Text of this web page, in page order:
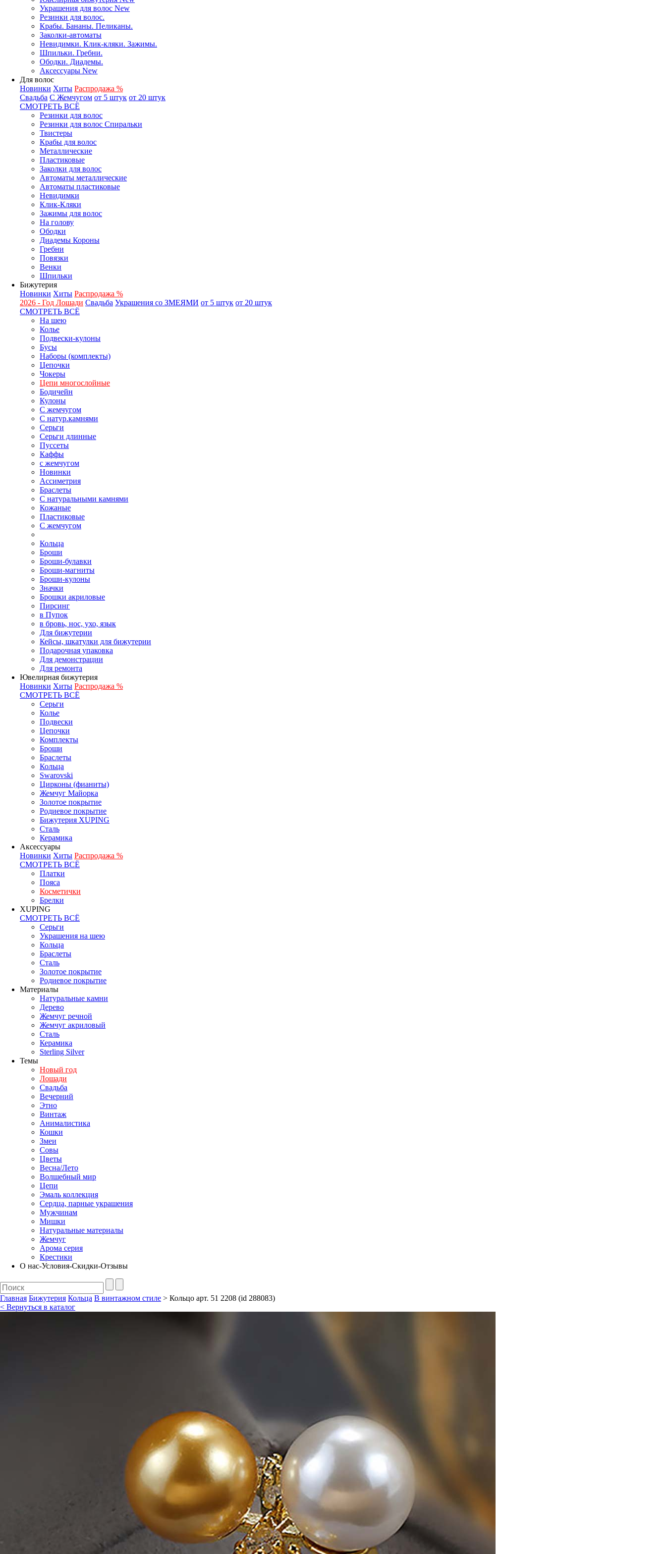
Украшения для волос New
Резинки для волос.
Крабы. Бананы. Пеликаны.
Заколки-автоматы
Невидимки. Клик-кляки. Зажимы.
Шпильки. Гребни.
Ободки. Диадемы.
Аксессуары New
Для волос
Новинки Хиты Распродажа %
Свадьба С Жемчугом от 5 штук от 20 штук
СМОТРЕТЬ ВСЁ
Резинки для волос
Резинки для волос Спиральки
Твистеры
Крабы для волос
Металлические
Пластиковые
Заколки для волос
Автоматы металлические
Автоматы пластиковые
Невидимки
Клик-Кляки
Зажимы для волос
На голову
Ободки
Диадемы Короны
Гребни
Повязки
Венки
Шпильки
Бижутерия
Новинки Хиты Распродажа %
2026 - Год Лошади Свадьба Украшения со ЗМЕЯМИ от 5 штук от 20 штук
СМОТРЕТЬ ВСЁ
На шею
Колье
Подвески-кулоны
Бусы
Наборы (комплекты)
Цепочки
Чокеры
Цепи многослойные
Бодичейн
Кулоны
С жемчугом
С натур.камнями
Серьги
Серьги длинные
Пуссеты
Каффы
с жемчугом
Новинки
Ассиметрия
Браслеты
С натуральными камнями
Кожаные
Пластиковые
С жемчугом
Кольца
Броши
Броши-булавки
Броши-магниты
Броши-кулоны
Значки
Брошки акриловые
Пирсинг
в Пупок
в бровь, нос, ухо, язык
Для бижутерии
Кейсы, шкатулки для бижутерии
Подарочная упаковка
Для демонстрации
Для ремонта
Ювелирная бижутерия
Новинки Хиты Распродажа %
СМОТРЕТЬ ВСЁ
Серьги
Колье
Подвески
Цепочки
Комплекты
Броши
Браслеты
Кольца
Swarovski
Цирконы (фианиты)
Жемчуг Майорка
Золотое покрытие
Родиевое покрытие
Бижутерия XUPING
Сталь
Керамика
Аксессуары
Новинки Хиты Распродажа %
СМОТРЕТЬ ВСЁ
Платки
Пояса
Косметички
Брелки
XUPING
СМОТРЕТЬ ВСЁ
Серьги
Украшения на шею
Кольца
Браслеты
Сталь
Золотое покрытие
Родиевое покрытие
Материалы
Натуральные камни
Дерево
Жемчуг речной
Жемчуг акриловый
Сталь
Керамика
Sterling Silver
Темы
Новый год
Лошади
Свадьба
Вечерний
Этно
Винтаж
Анималистика
Кошки
Змеи
Совы
Цветы
Весна/Лето
Волшебный мир
Цепи
Эмаль коллекция
Сердца, парные украшения
Мужчинам
Мишки
Натуральные материалы
Жемчуг
Арома серия
Крестики
О нас-Условия-Скидки-Отзывы
Главная Бижутерия Кольца В винтажном стиле > Кольцо арт. 51 2208 (id 288083)
< Вернуться в каталог